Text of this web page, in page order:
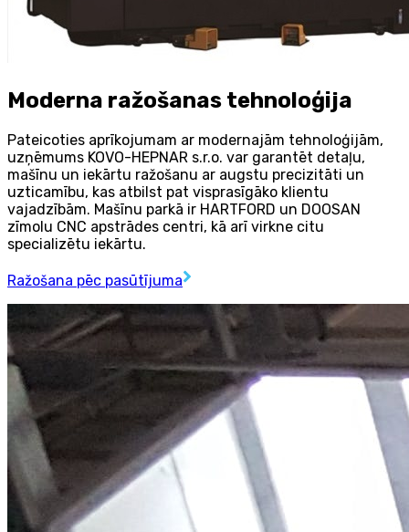
Moderna ražošanas tehnoloģija
Pateicoties aprīkojumam ar modernajām tehnoloģijām,
uzņēmums KOVO-HEPNAR s.r.o. var garantēt detaļu,
mašīnu un iekārtu ražošanu ar augstu precizitāti un
uzticamību, kas atbilst pat visprasīgāko klientu
vajadzībām. Mašīnu parkā ir HARTFORD un DOOSAN
zīmolu CNC apstrādes centri, kā arī virkne citu
specializētu iekārtu.
Ražošana pēc pasūtījuma